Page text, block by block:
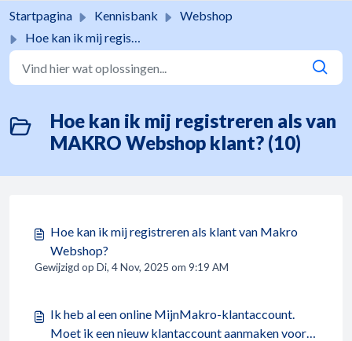
Startpagina Kennisbank
Webshop
Hoe kan ik mij registreren als van MAKRO Webshop klant?
Hoe kan ik mij registreren als van
MAKRO Webshop klant? (10)
Hoe kan ik mij registreren als klant van Makro
Webshop?
Gewijzigd op Di, 4 Nov, 2025 om 9:19 AM
Ik heb al een online MijnMakro-klantaccount.
Moet ik een nieuw klantaccount aanmaken voor